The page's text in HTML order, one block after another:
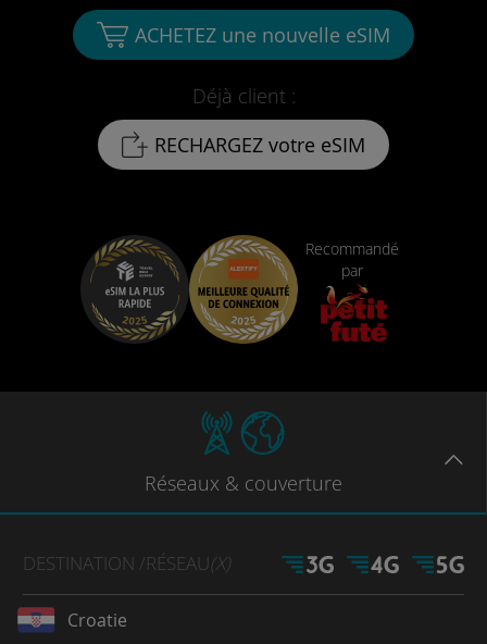
Déjà client :
RECHARGEZ votre eSIM
ACHETEZ une nouvelle eSIM
Recommandé
par
Réseaux & couverture
DESTINATION /RÉSEAU(X)
Croatie